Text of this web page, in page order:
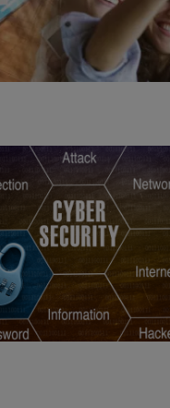
Si
Puedes
inferior
Para